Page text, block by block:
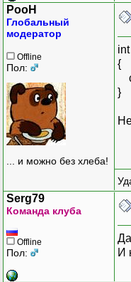
PooH
Глобальный
модератор
Offline
Пол:
... и можно без хлеба!
{
}
Serg79
Команда клуба
Offline
Пол:
И